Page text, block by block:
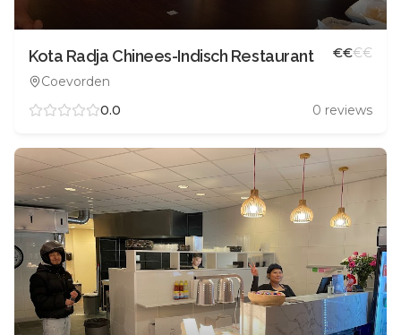
Kota Radja Chinees-Indisch Restaurant
Coevorden
€€€€
0.0 0 reviews